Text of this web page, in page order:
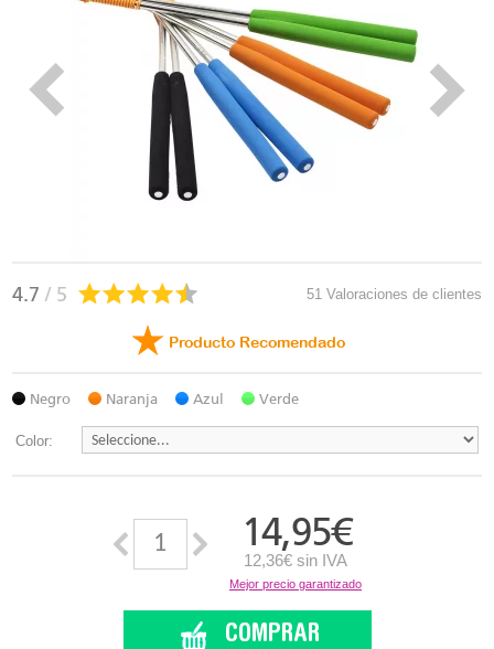
4.7 / 5 51 Valoraciones de clientes
Producto Recomendado
Negro Naranja Azul Verde
Color:
14,95€
12,36€ sin IVA
Mejor precio garantizado
COMPRAR